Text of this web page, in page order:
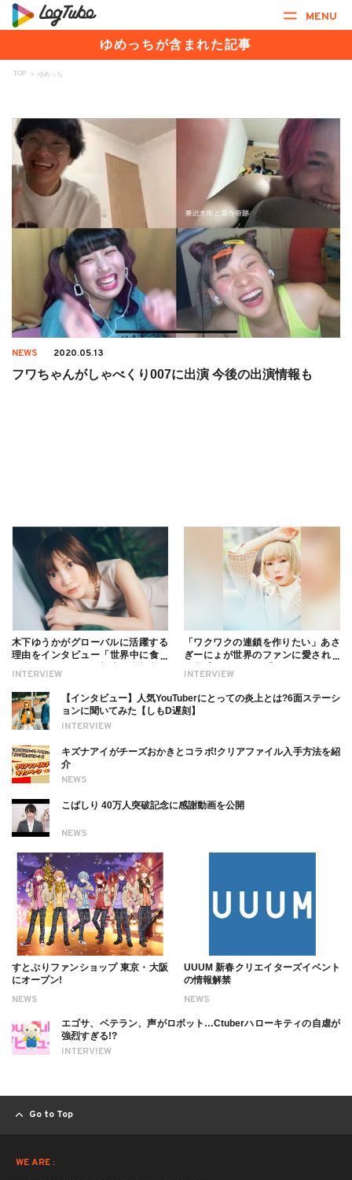
MENU
ゆめっちが含まれた記事
TOP > ゆめっち
NEWS 2020.05.13
フワちゃんがしゃべくり007に出演 今後の出演情報も
INTERVIEW
木下ゆうかがグローバルに活躍する
理由をインタビュー「世界中に食べ
ついても
INTERVIEW
「ワクワクの連鎖を作りたい」あさ
ぎーにょが世界のファンに愛される
INTERVIEW
【インタビュー】人気YouTuberにとっての炎上とは?6面ステーシ
ョンに聞いてみた【しもD遅刻】
NEWS
キズナアイがチーズおかきとコラボ!クリアファイル入手方法を紹
介
NEWS
こばしり 40万人突破記念に感謝動画を公開
NEWS
すとぷりファンショップ 東京・大阪
にオープン!
NEWS
UUUM 新春クリエイターズイベント
の情報解禁
INTERVIEW
エゴサ、ベテラン、声がロボット…Ctuberハローキティの自虐が
強烈すぎる!?
Go to Top
WE ARE :